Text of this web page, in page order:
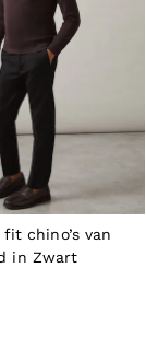
chino’s van
in Zwart